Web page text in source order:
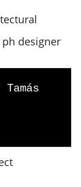
ph designer